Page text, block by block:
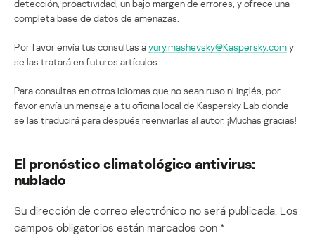
detección, proactividad, un bajo margen de errores, y ofrece una
completa base de datos de amenazas.
Por favor envía tus consultas ayury.mashevsky@Kaspersky.comy
se las tratará en futuros artículos.
Para consultas en otros idiomas que no sean ruso ni inglés, por
favor envía un mensaje a tu oficina local de Kaspersky Lab donde
se las traducirá para después reenviarlas al autor. ¡Muchas gracias!
El pronóstico climatológico antivirus:
nublado
Su dirección de correo electrónico no será publicada. Los
campos obligatorios están marcados con *